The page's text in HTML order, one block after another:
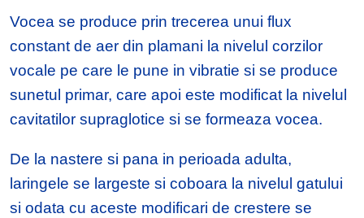
Vocea se produce prin trecerea unui flux
constant de aer din plamani la nivelul corzilor
vocale pe care le pune in vibratie si se produce
sunetul primar, care apoi este modificat la nivelul
cavitatilor supraglotice si se formeaza vocea.
De la nastere si pana in perioada adulta,
laringele se largeste si coboara la nivelul gatului
si odata cu aceste modificari de crestere se